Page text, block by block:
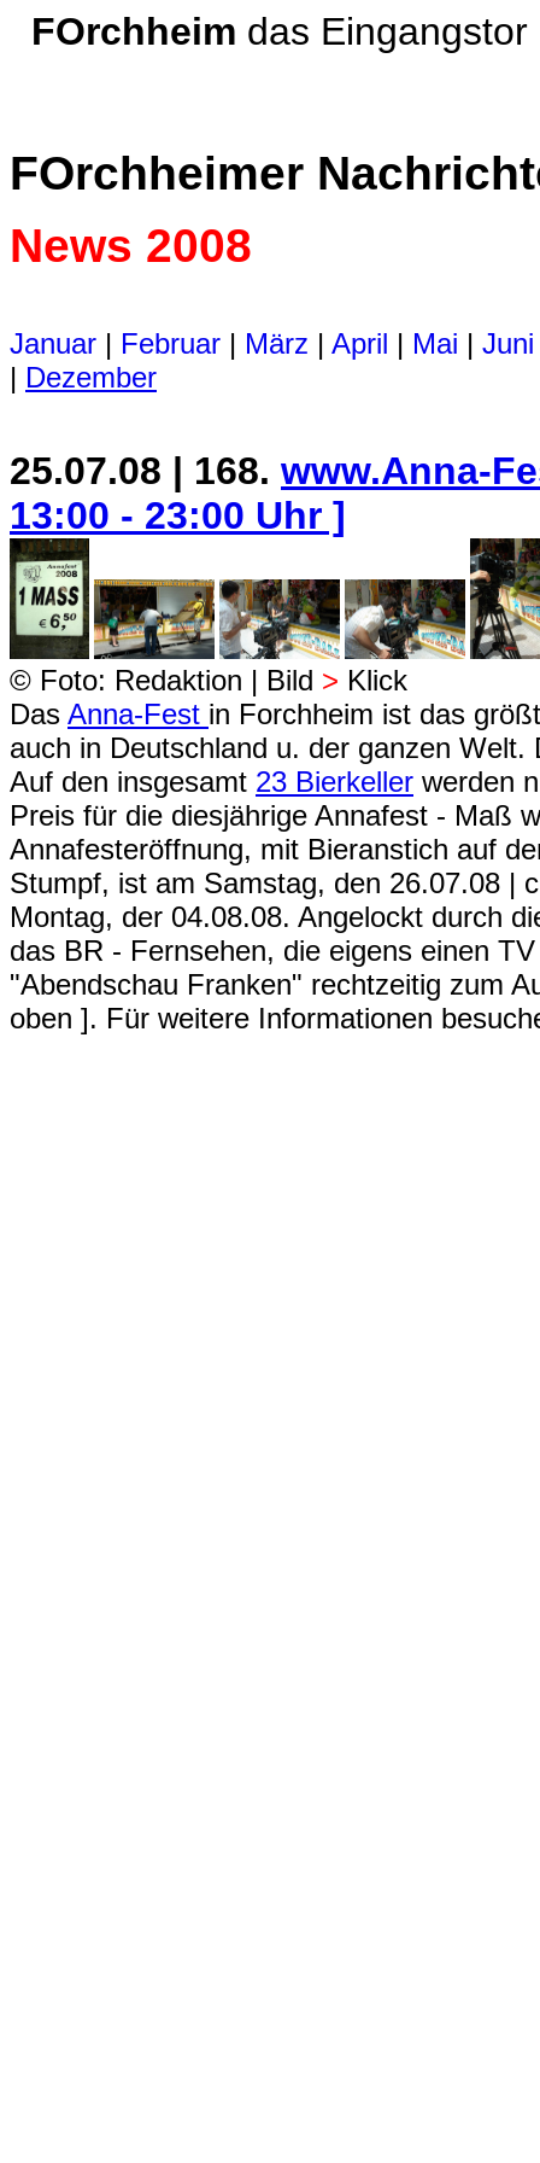
FOrchheim das
FOrchheimer
News 2008
Januar | Februar | März | April | Mai | Juni
| Dezember
25.07.08 | 168. www.Anna-
13:00 - 23:00 Uhr ]
© Foto: Redaktion | Bild > Klick
Das Anna-Fest in Forchheim ist das
auch in Deutschland u. der ganzen
Auf den insgesamt 23 Bierkeller werden
Preis für die diesjährige Annafest - Maß
Annafesteröffnung, mit Bieranstich auf
Stumpf, ist am Samstag, den 26.07.08 |
Montag, der 04.08.08. Angelockt durch
das BR - Fernsehen, die eigens einen
"Abendschau Franken" rechtzeitig zum
oben ]. Für weitere Informationen